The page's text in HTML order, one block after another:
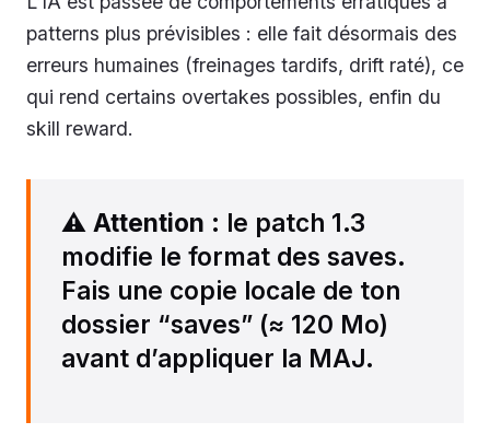
patterns plus prévisibles : elle fait désormais des
erreurs humaines (freinages tardifs, drift raté), ce
qui rend certains overtakes possibles, enfin du
skill reward.
⚠️ Attention : le patch 1.3
modifie le format des saves.
Fais une copie locale de ton
dossier “saves” (≈ 120 Mo)
avant d’appliquer la MAJ.